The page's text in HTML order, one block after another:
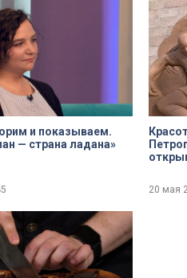
и показываем.
— страна ладана»
20 мая